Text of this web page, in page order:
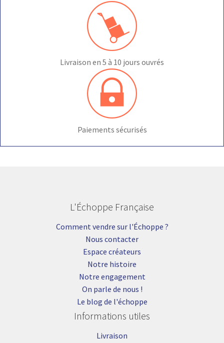
Livraison en 5 à 10 jours ouvrés
Paiements sécurisés
L'Échoppe Française
Comment vendre sur l'Échoppe ?
Nous contacter
Espace créateurs
Notre histoire
Notre engagement
On parle de nous !
Le blog de l'échoppe
Informations utiles
Livraison